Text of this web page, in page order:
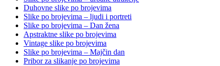
Duhovne slike po brojevima
Slike po brojevima – ljudi i portreti
Slike po brojevima – Dan žena
Apstraktne slike po brojevima
Vintage slike po brojevima
Slike po brojevima – Majčin dan
Pribor za slikanje po brojevima